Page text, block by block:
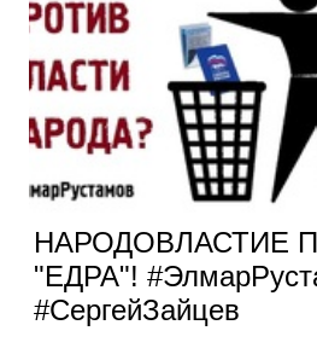
НАРОДОВЛАСТИЕ
"ЕДРА"!
#СергейЗайцев